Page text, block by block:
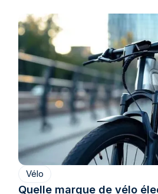
Vélo
Quelle marque de vélo